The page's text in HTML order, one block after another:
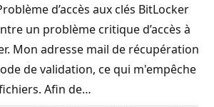
d’accès aux clés BitLocker
un problème critique d’accès à
Mon adresse mail de récupération
de validation, ce qui m'empêche
Afin de…